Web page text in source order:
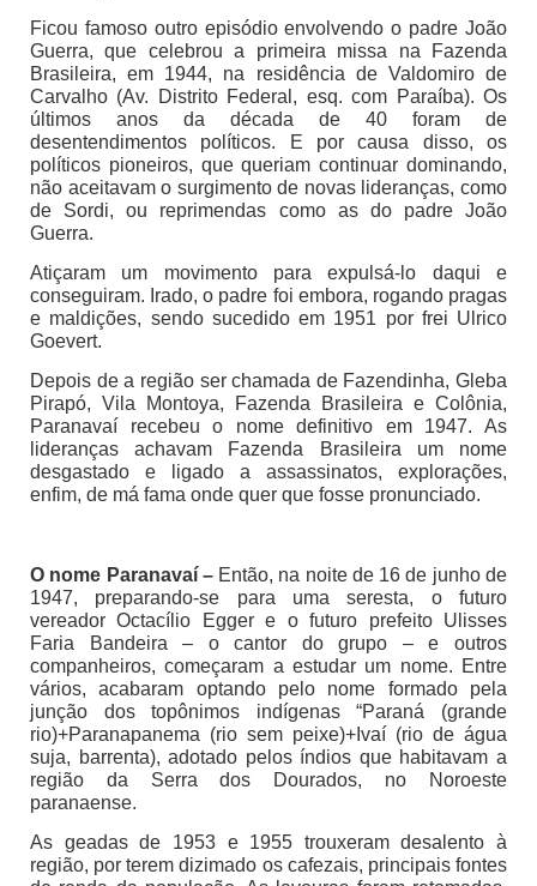
Ficou famoso outro episódio envolvendo o padre João
Guerra, que celebrou a primeira missa na Fazenda
Brasileira, em 1944, na residência de Valdomiro de
Carvalho (Av. Distrito Federal, esq. com Paraíba). Os
últimos anos da década de 40 foram de
desentendimentos políticos. E por causa disso, os
políticos pioneiros, que queriam continuar dominando,
não aceitavam o surgimento de novas lideranças, como
de Sordi, ou reprimendas como as do padre João
Guerra.
Atiçaram um movimento para expulsá-lo daqui e
conseguiram. Irado, o padre foi embora, rogando pragas
e maldições, sendo sucedido em 1951 por frei Ulrico
Goevert.
Depois de a região ser chamada de Fazendinha, Gleba
Pirapó, Vila Montoya, Fazenda Brasileira e Colônia,
Paranavaí recebeu o nome definitivo em 1947. As
lideranças achavam Fazenda Brasileira um nome
desgastado e ligado a assassinatos, explorações,
enfim, de má fama onde quer que fosse pronunciado.
O nome Paranavaí –Então, na noite de 16 de junho de
1947, preparando-se para uma seresta, o futuro
vereador Octacílio Egger e o futuro prefeito Ulisses
Faria Bandeira – o cantor do grupo – e outros
companheiros, começaram a estudar um nome. Entre
vários, acabaram optando pelo nome formado pela
junção dos topônimos indígenas “Paraná (grande
rio)+Paranapanema (rio sem peixe)+Ivaí (rio de água
suja, barrenta), adotado pelos índios que habitavam a
região da Serra dos Dourados, no Noroeste
paranaense.
As geadas de 1953 e 1955 trouxeram desalento à
região, por terem dizimado os cafezais, principais fontes